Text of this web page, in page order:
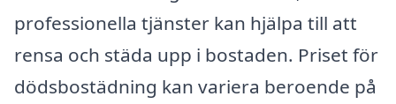
professionella tjänster kan hjälpa till att
rensa och städa upp i bostaden. Priset för
dödsbostädning kan variera beroende på